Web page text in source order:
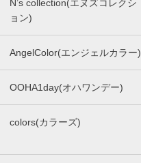
N’s collection(エヌズコレクシ
ョン)
AngelColor(エンジェルカラー)
OOHA1day(オハワンデー)
colors(カラーズ)